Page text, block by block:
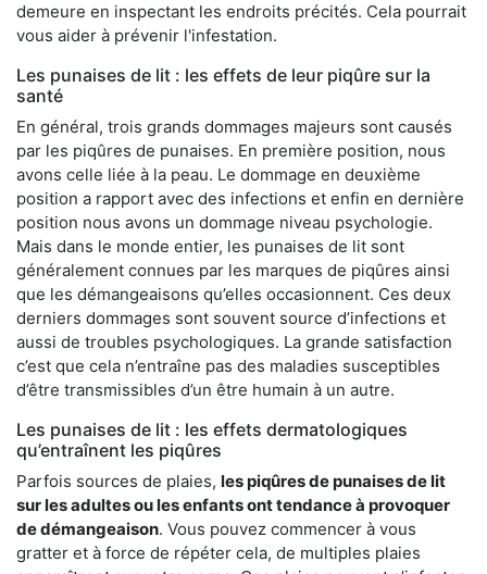
demeure en inspectant les endroits précités. Cela pourrait
vous aider à prévenir l'infestation.
Les punaises de lit : les effets de leur piqûre sur la
santé
En général, trois grands dommages majeurs sont causés
par les piqûres de punaises. En première position, nous
avons celle liée à la peau. Le dommage en deuxième
position a rapport avec des infections et enfin en dernière
position nous avons un dommage niveau psychologie.
Mais dans le monde entier, les punaises de lit sont
généralement connues par les marques de piqûres ainsi
que les démangeaisons qu’elles occasionnent. Ces deux
derniers dommages sont souvent source d’infections et
aussi de troubles psychologiques. La grande satisfaction
c’est que cela n’entraîne pas des maladies susceptibles
d’être transmissibles d’un être humain à un autre.
Les punaises de lit : les effets dermatologiques
qu’entraînent les piqûres
Parfois sources de plaies, les piqûres de punaises de lit
sur les adultes ou les enfants ont tendance à provoquer
de démangeaison. Vous pouvez commencer à vous
gratter et à force de répéter cela, de multiples plaies